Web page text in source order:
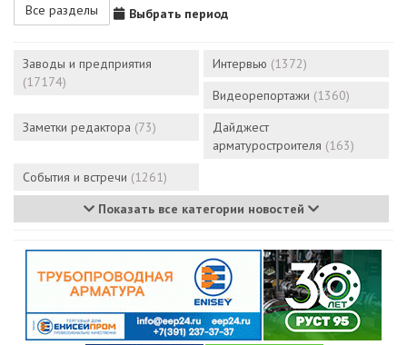
Все разделы Выбрать период
Заводы и предприятия
(17174)
Интервью (1372)
Видеорепортажи (1360)
Заметки редактора (73)
Дайджест
арматуростроителя (163)
События и встречи (1261)
Показать все категории новостей